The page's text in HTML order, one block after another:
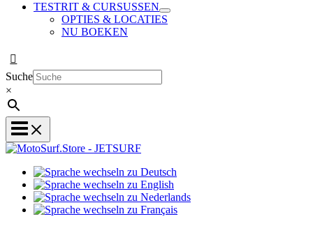
TESTRIT & CURSUSSEN
OPTIES & LOCATIES
NU BOEKEN
Suche
×
zu
Deutsch
wechseln
zu
Sprache
Sprache